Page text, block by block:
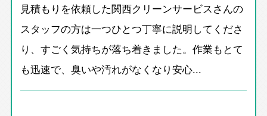
見積もりを依頼した関西クリーンサービスさんの
スタッフの方は一つひとつ丁寧に説明してくださ
り、すごく気持ちが落ち着きました。作業もとて
も迅速で、臭いや汚れがなくなり安心...